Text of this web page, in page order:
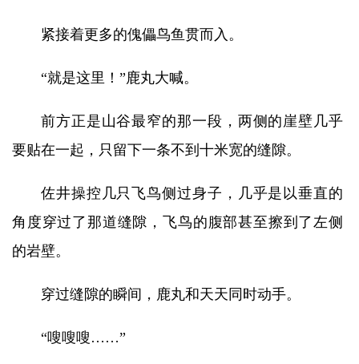
紧接着更多的傀儡鸟鱼贯而入。
“就是这里！”鹿丸大喊。
前方正是山谷最窄的那一段，两侧的崖壁几乎
要贴在一起，只留下一条不到十米宽的缝隙。
佐井操控几只飞鸟侧过身子，几乎是以垂直的
角度穿过了那道缝隙，飞鸟的腹部甚至擦到了左侧
的岩壁。
穿过缝隙的瞬间，鹿丸和天天同时动手。
“嗖嗖嗖……”